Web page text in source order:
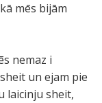
mēs bijām
nemaz i
un ejam pie
laicinju sheit,